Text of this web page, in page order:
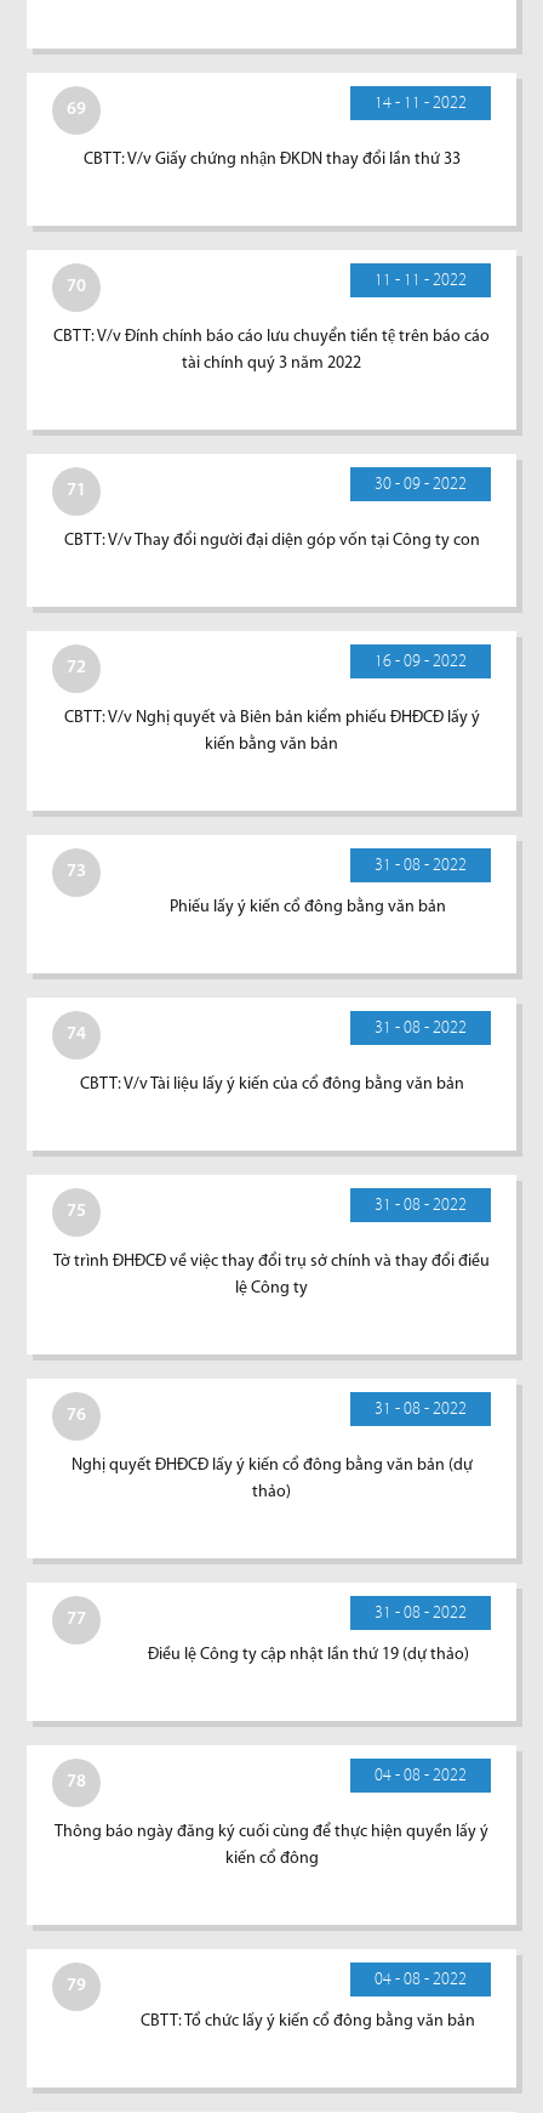
69 14 - 11 - 2022
CBTT: V/v Giấy chứng nhận ĐKDN thay đổi lần thứ 33
70 11 - 11 - 2022
CBTT: V/v Đính chính báo cáo lưu chuyển tiền tệ trên báo cáo
tài chính quý 3 năm 2022
71 30 - 09 - 2022
CBTT: V/v Thay đổi người đại diện góp vốn tại Công ty con
72 16 - 09 - 2022
CBTT: V/v Nghị quyết và Biên bản kiểm phiếu ĐHĐCĐ lấy ý
kiến bằng văn bản
73 31 - 08 - 2022
Phiếu lấy ý kiến cổ đông bằng văn bản
74 31 - 08 - 2022
CBTT: V/v Tài liệu lấy ý kiến của cổ đông bằng văn bản
75 31 - 08 - 2022
Tờ trình ĐHĐCĐ về việc thay đổi trụ sở chính và thay đổi điều
lệ Công ty
76 31 - 08 - 2022
Nghị quyết ĐHĐCĐ lấy ý kiến cổ đông bằng văn bản (dự
thảo)
77 31 - 08 - 2022
Điều lệ Công ty cập nhật lần thứ 19 (dự thảo)
78 04 - 08 - 2022
Thông báo ngày đăng ký cuối cùng để thực hiện quyền lấy ý
kiến cổ đông
79 04 - 08 - 2022
CBTT: Tổ chức lấy ý kiến cổ đông bằng văn bản